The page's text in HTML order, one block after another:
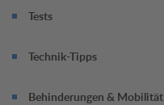
Tests
Technik-Tipps
Behinderungen & Mobilität